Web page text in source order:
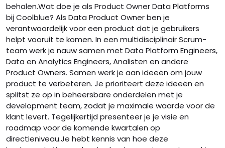
behalen.Wat doe je als Product Owner Data Platforms
bij Coolblue? Als Data Product Owner ben je
verantwoordelijk voor een product dat je gebruikers
helpt vooruit te komen. In een multidisciplinair Scrum-
team werk je nauw samen met Data Platform Engineers,
Data en Analytics Engineers, Analisten en andere
Product Owners. Samen werk je aan ideeën om jouw
product te verbeteren. Je prioriteert deze ideeën en
splitst ze op in beheersbare onderdelen met je
development team, zodat je maximale waarde voor de
klant levert. Tegelijkertijd presenteer je je visie en
roadmap voor de komende kwartalen op
directieniveau.Je hebt kennis van hoe deze